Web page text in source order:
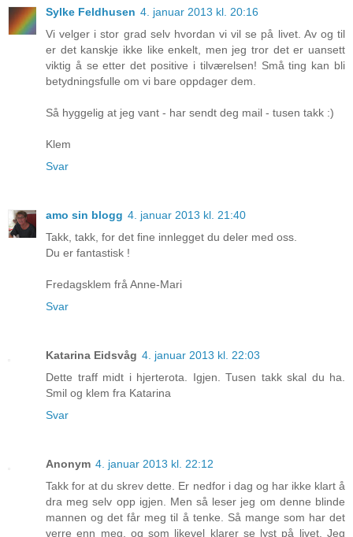
Sylke Feldhusen 4. januar 2013 kl. 20:16
Vi velger i stor grad selv hvordan vi vil se på livet. Av og til
er det kanskje ikke like enkelt, men jeg tror det er uansett
viktig å se etter det positive i tilværelsen! Små ting kan bli
betydningsfulle om vi bare oppdager dem.
Så hyggelig at jeg vant - har sendt deg mail - tusen takk :)
Klem
Svar
amo sin blogg 4. januar 2013 kl. 21:40
Takk, takk, for det fine innlegget du deler med oss.
Du er fantastisk !
Fredagsklem frå Anne-Mari
Svar
Katarina Eidsvåg 4. januar 2013 kl. 22:03
Dette traff midt i hjerterota. Igjen. Tusen takk skal du ha.
Smil og klem fra Katarina
Svar
Anonym 4. januar 2013 kl. 22:12
Takk for at du skrev dette. Er nedfor i dag og har ikke klart å
dra meg selv opp igjen. Men så leser jeg om denne blinde
mannen og det får meg til å tenke. Så mange som har det
verre enn meg, og som likevel klarer se lyst på livet. Jeg